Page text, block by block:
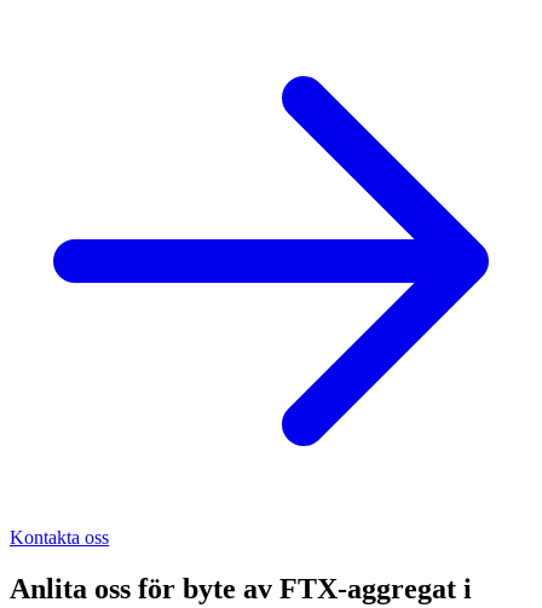
Kontakta oss
Anlita oss för byte av FTX-aggregat i